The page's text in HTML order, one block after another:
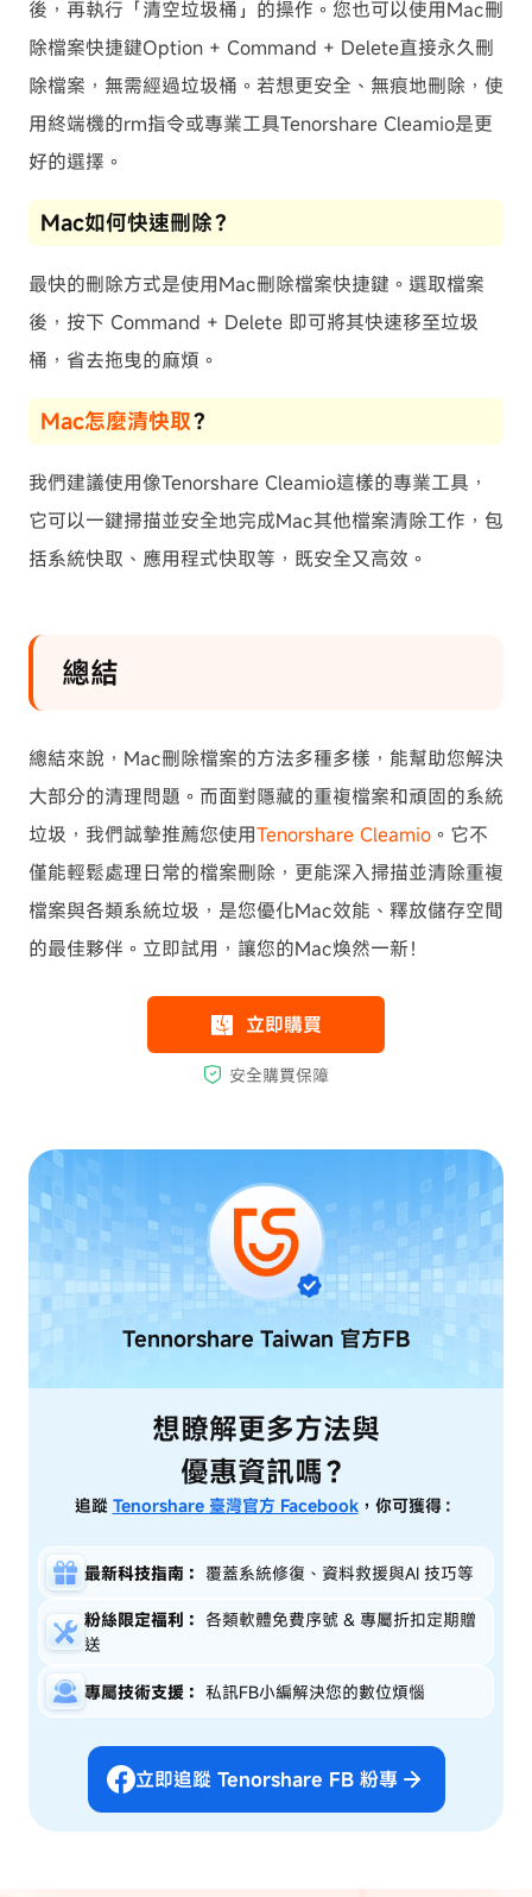
後，再執行「清空垃圾桶」的操作。您也可以使用Mac刪
除檔案快捷鍵Option + Command + Delete直接永久刪
除檔案，無需經過垃圾桶。若想更安全、無痕地刪除，使
用終端機的rm指令或專業工具Tenorshare Cleamio是更
好的選擇。
Mac如何快速刪除？
最快的刪除方式是使用Mac刪除檔案快捷鍵。選取檔案
後，按下 Command + Delete 即可將其快速移至垃圾
桶，省去拖曳的麻煩。
Mac怎麼清快取？
我們建議使用像Tenorshare Cleamio這樣的專業工具，
它可以一鍵掃描並安全地完成Mac其他檔案清除工作，包
括系統快取、應用程式快取等，既安全又高效。
總結
總結來說，Mac刪除檔案的方法多種多樣，能幫助您解決
大部分的清理問題。而面對隱藏的重複檔案和頑固的系統
垃圾，我們誠摯推薦您使用Tenorshare Cleamio 。它不
僅能輕鬆處理日常的檔案刪除，更能深入掃描並清除重複
檔案與各類系統垃圾，是您優化Mac效能、釋放儲存空間
的最佳夥伴。立即試用，讓您的Mac煥然一新！
Tennorshare Taiwan 官方FB
想瞭解更多方法與
優惠資訊嗎？
追蹤 Tenorshare 臺灣官方 Facebook，你可獲得：
最新科技指南： 覆蓋系統修復、資料救援與AI 技巧等
粉絲限定福利： 各類軟體免費序號 & 專屬折扣定期贈
送
專屬技術支援： 私訊FB小編解決您的數位煩惱
立即追蹤 Tenorshare FB 粉專